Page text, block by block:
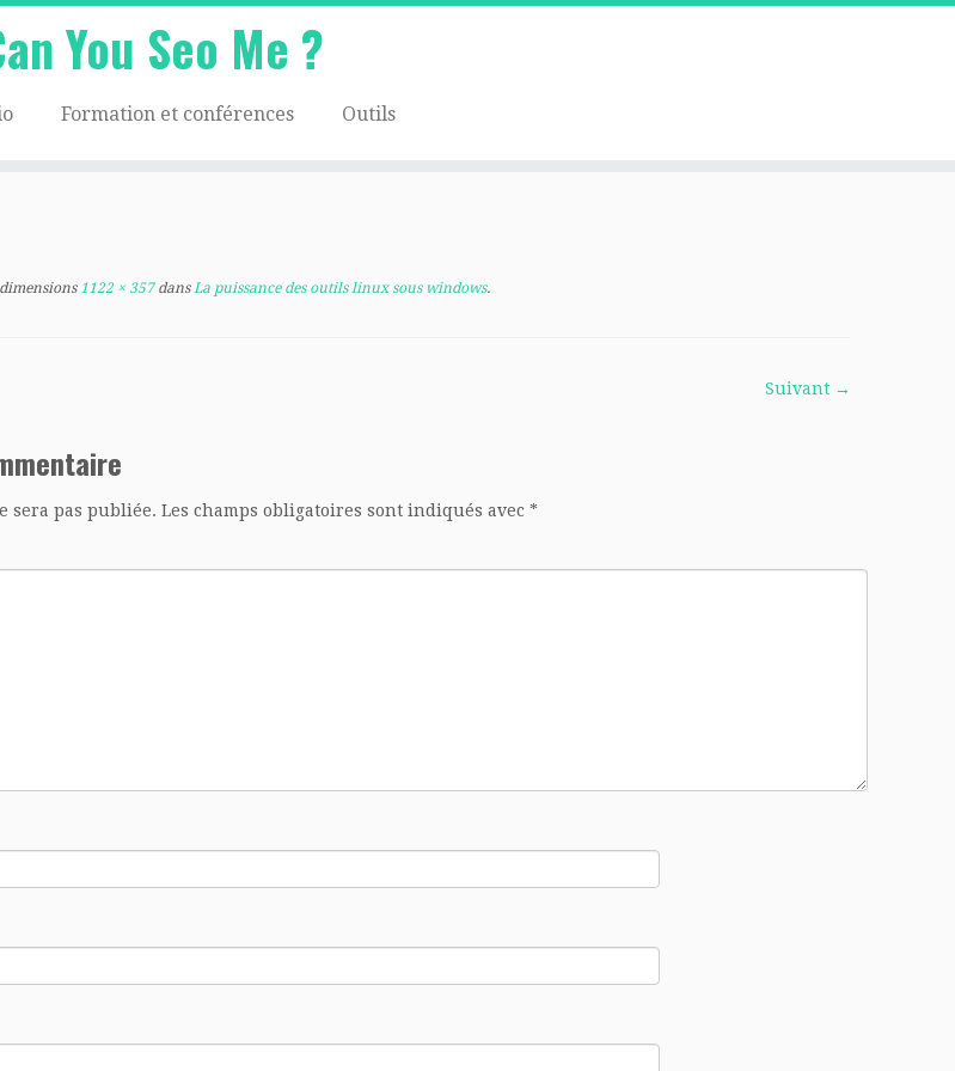
You Seo Me ?
Formation et conférences Outils
1122 × 357dansLa puissance des outils linux sous windows.
Suivant →
sera pas publiée. Les champs obligatoires sont indiqués avec *